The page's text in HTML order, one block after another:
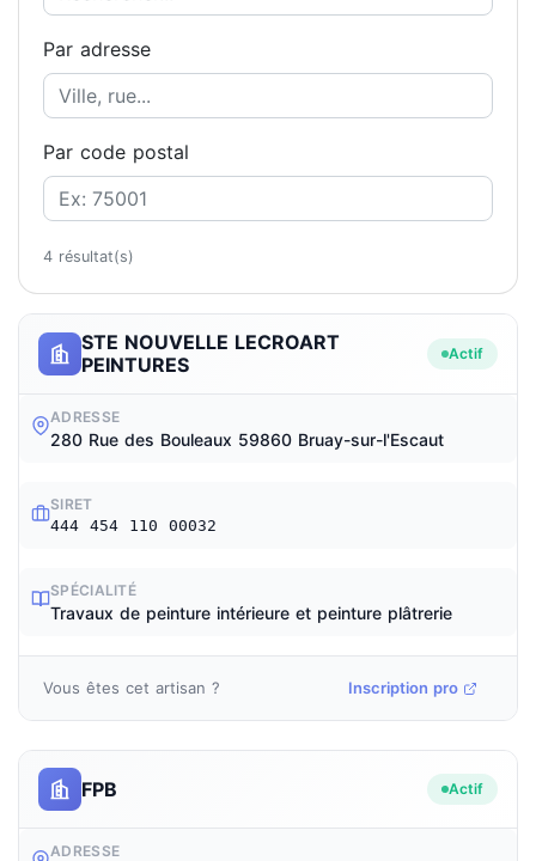
STE NOUVELLE LECROART
PEINTURES
Actif
ADRESSE
280 Rue des Bouleaux 59860 Bruay-sur-l'Escaut
SIRET
444 454 110 00032
SPÉCIALITÉ
Travaux de peinture intérieure et peinture plâtrerie
Vous êtes cet artisan ? Inscription pro
FPB Actif
ADRESSE
Par adresse
Par code postal
4 résultat(s)